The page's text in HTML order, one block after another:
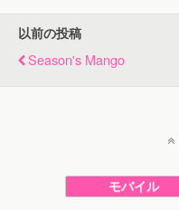
以前の投稿
Season's Mango
モバイル